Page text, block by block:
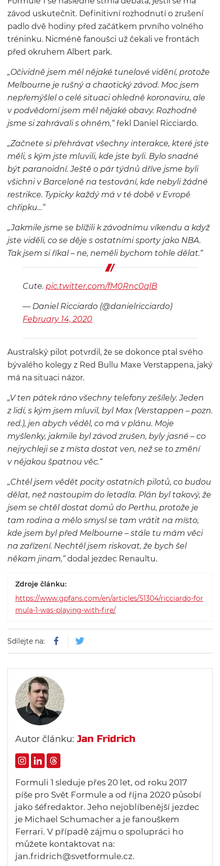
závod uskutečnit. Definitivní rozhodnutí o zrušení
padlo dvě hodiny před začátkem prvního volného
tréninku. Nicméně fanoušci už čekali ve frontách
před okruhem Albert park.
„Očividně jsem měl nějaké tunelové vidění, protože
Melbourne je rušný a chaotický závod. Moc jsem
nepřemýšlel o celé situaci ohledně koronaviru, ale
v podvědomí jsem měl nějaké obavy. Rozhodně
jsme si zahrávali s ohněm,“řekl Daniel Ricciardo.
„Začnete si přehrávat všechny interakce, které jste
měli, s kým jste mluvili, kde jste byli. Bylo snadné
být paranoidní. Ještě o pár týdnů dříve jsme byli
všichni v Barceloně na testování, kde nebyli žádné
restrikce. Typicky každý má v té době v Evropě
chřipku…“
„Jakmile jsme se blížili k závodnímu víkendu a když
jste viděli, co se děje s ostatními sporty jako NBA.
Tak jsem si říkal – ne, neměli bychom tohle dělat.“
Cute.pic.twitter.com/fM0Rnc0qlB
— Daniel Ricciardo (@danielricciardo)
February 14, 2020
Australský pilot potvrdil, že se dokonce ptal svého
bývalého kolegy z Red Bullu Maxe Verstappena, jaký
má na situaci názor.
„V ten pátek ráno všechny telefony zešílely. Jeden
z lidí, s kým jsem mluvil, byl Max (Verstappen – pozn.
red.), jen abych věděl, co má v plánu. Moje
myšlenky, jakmile byl závod zrušen, byly jasné – co
nejrychleji se z místa dostat ven, než se to změní
v nějakou špatnou věc.“
„Chtěl jsem vědět pocity ostatních pilotů, co budou
dělat, než nastoupím do letadla. Plán byl takový, že
jsem se chtěl dostat domů do Perthu, protože je
tam rodina a mělo smysl se tam vrátit na místo,
kde jsem byl před Melbourne – stále tu mám věci
na zařízení. Nechtěl jsem riskovat, že bych šel
někam jinam,“dodal jezdec Renaultu.
Zdroje článku:
https://www.gpfans.com/en/articles/51304/ricciardo-for
mula-1-was-playing-with-fire/
Sdílejte na:
Autor článku: Jan Fridrich
Formuli 1 sleduje přes 20 let, od roku 2017
píše pro Svět Formule a od října 2020 působí
jako šéfredaktor. Jeho nejoblíbenější jezdec
je Michael Schumacher a je fanouškem
Ferrari. V případě zájmu o spolupráci ho
můžete kontaktovat na:
jan.fridrich@svetformule.cz.